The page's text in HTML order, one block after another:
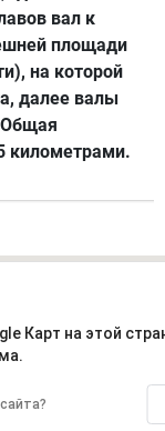
вал к
площади
на которой
далее валы
километрами.
Карт на этой